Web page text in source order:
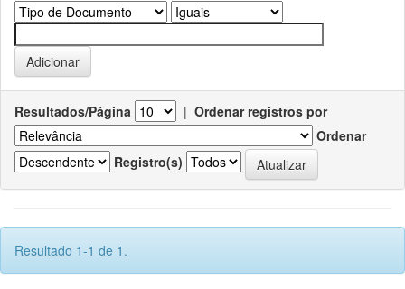
Resultados/Página | Ordenar registros por
Ordenar
Registro(s)
Resultado 1-1 de 1.